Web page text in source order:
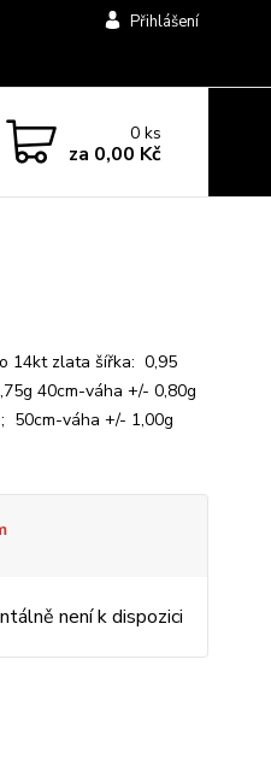
Přihlášení
0ks
za 0,00 Kč
14kt zlata šířka: 0,95
40cm-váha +/- 0,80g
50cm-váha +/- 1,00g
není k dispozici